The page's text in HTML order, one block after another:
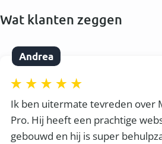
Wat klanten zeggen
Andrea
Ik ben uitermate tevreden over
Pro. Hij heeft een prachtige
gebouwd en hij is super